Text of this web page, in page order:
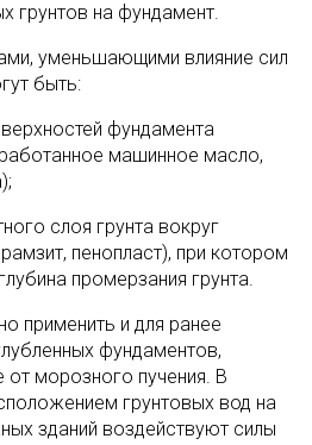
грунтов на фундамент.
уменьшающими влияние сил
быть:
фундамента
машинное масло,
слоя грунта вокруг
пенопласт), при котором
промерзания грунта.
применить и для ранее
фундаментов,
морозного пучения. В
грунтовых вод на
зданий воздействуют силы